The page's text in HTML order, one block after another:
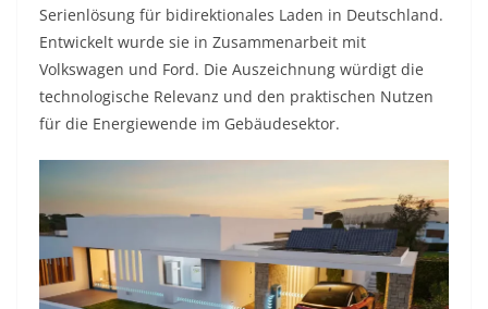
Serienlösung für bidirektionales Laden in Deutschland.
Entwickelt wurde sie in Zusammenarbeit mit
Volkswagen und Ford. Die Auszeichnung würdigt die
technologische Relevanz und den praktischen Nutzen
für die Energiewende im Gebäudesektor.